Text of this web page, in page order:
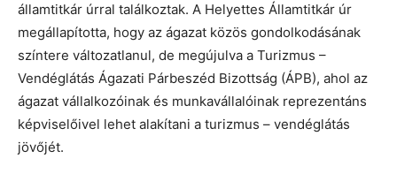
államtitkár úrral találkoztak. A Helyettes Államtitkár úr
megállapította, hogy az ágazat közös gondolkodásának
színtere változatlanul, de megújulva a Turizmus –
Vendéglátás Ágazati Párbeszéd Bizottság (ÁPB), ahol az
ágazat vállalkozóinak és munkavállalóinak reprezentáns
képviselőivel lehet alakítani a turizmus – vendéglátás
jövőjét.